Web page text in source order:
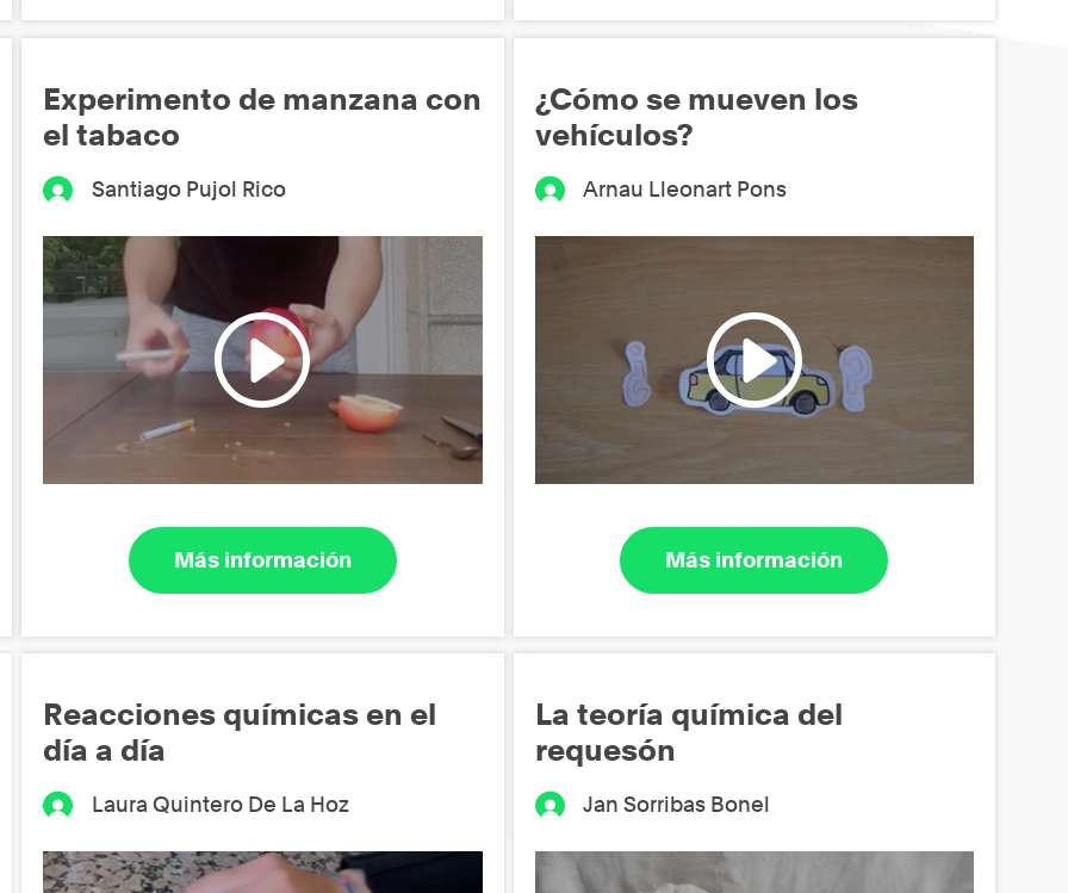
Experimento de manzana con
el tabaco
Santiago Pujol Rico
Más información
¿Cómo se mueven los
vehículos?
Arnau Lleonart Pons
Más información
Reacciones químicas en el
día a día
Laura Quintero De La Hoz
La teoría química del
requesón
Jan Sorribas Bonel